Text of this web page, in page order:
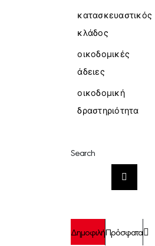
κατασκευαστικός
κλάδος
οικοδομικές
άδειες
οικοδομική
δραστηριότητα
Search
Αναζήτηση
ΔημοφιλήΠρόσφατα